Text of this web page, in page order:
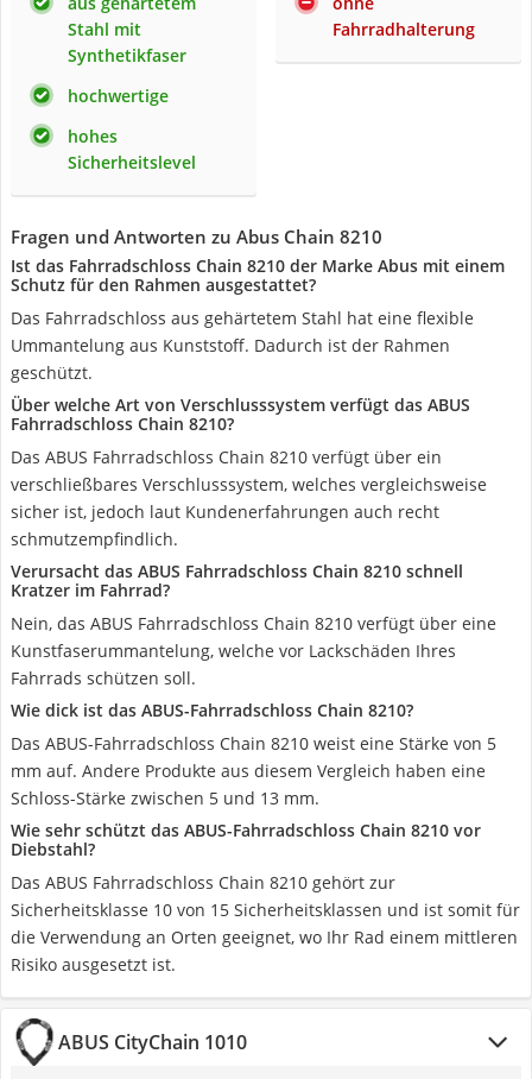
Stahl mit
Synthetikfaser
hochwertige
hohes
Sicherheitslevel
Fahrradhalterung
Fragen und Antworten zu Abus Chain 8210
Ist das Fahrradschloss Chain 8210 der Marke Abus mit einem
Schutz für den Rahmen ausgestattet?
Das Fahrradschloss aus gehärtetem Stahl hat eine flexible
Ummantelung aus Kunststoff. Dadurch ist der Rahmen
geschützt.
Über welche Art von Verschlusssystem verfügt das ABUS
Fahrradschloss Chain 8210?
Das ABUS Fahrradschloss Chain 8210 verfügt über ein
verschließbares Verschlusssystem, welches vergleichsweise
sicher ist, jedoch laut Kundenerfahrungen auch recht
schmutzempfindlich.
Verursacht das ABUS Fahrradschloss Chain 8210 schnell
Kratzer im Fahrrad?
Nein, das ABUS Fahrradschloss Chain 8210 verfügt über eine
Kunstfaserummantelung, welche vor Lackschäden Ihres
Fahrrads schützen soll.
Wie dick ist das ABUS-Fahrradschloss Chain 8210?
Das ABUS-Fahrradschloss Chain 8210 weist eine Stärke von 5
mm auf. Andere Produkte aus diesem Vergleich haben eine
Schloss-Stärke zwischen 5 und 13 mm.
Wie sehr schützt das ABUS-Fahrradschloss Chain 8210 vor
Diebstahl?
Das ABUS Fahrradschloss Chain 8210 gehört zur
Sicherheitsklasse 10 von 15 Sicherheitsklassen und ist somit für
die Verwendung an Orten geeignet, wo Ihr Rad einem mittleren
Risiko ausgesetzt ist.
ABUS CityChain 1010